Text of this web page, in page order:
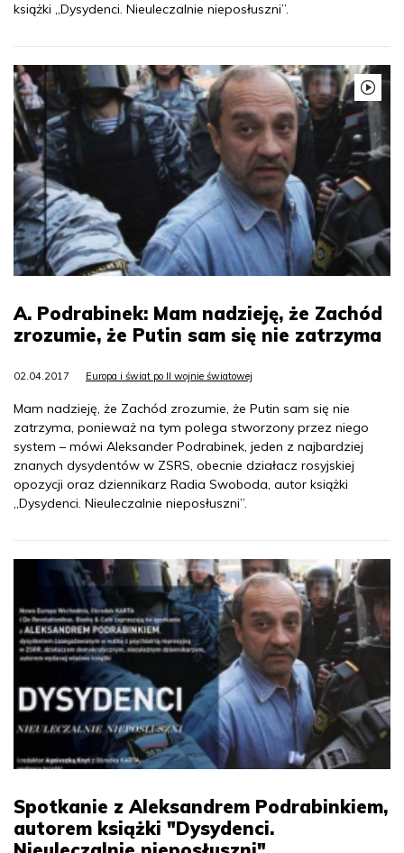
książki „Dysydenci. Nieuleczalnie nieposłuszni”.
A. Podrabinek: Mam nadzieję, że Zachód
zrozumie, że Putin sam się nie zatrzyma
02.04.2017 Europa i świat po II wojnie światowej
Mam nadzieję, że Zachód zrozumie, że Putin sam się nie
zatrzyma, ponieważ na tym polega stworzony przez niego
system – mówi Aleksander Podrabinek, jeden z najbardziej
znanych dysydentów w ZSRS, obecnie działacz rosyjskiej
opozycji oraz dziennikarz Radia Swoboda, autor książki
„Dysydenci. Nieuleczalnie nieposłuszni”.
Spotkanie z Aleksandrem Podrabinkiem,
autorem książki "Dysydenci.